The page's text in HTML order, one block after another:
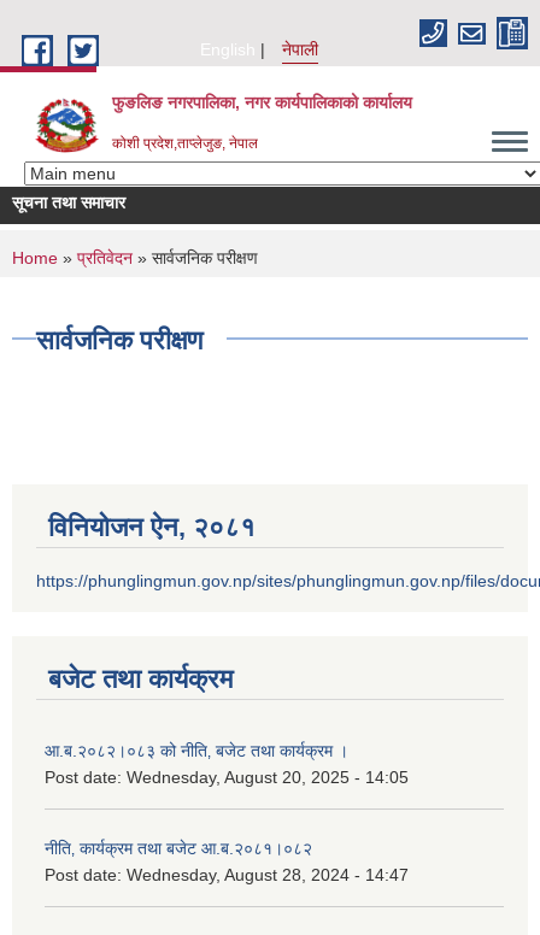
English
नेपाली
फुङलिङ नगरपालिका, नगर कार्यपालिकाको कार्यालय
कोशी प्रदेश,ताप्लेजुङ, नेपाल
सूचना तथा समाचार
You are here
Home » प्रतिवेदन » सार्वजनिक परीक्षण
सार्वजनिक परीक्षण
विनियोजन ऐन‚ २०८१
https://phunglingmun.gov.np/sites/phunglingmun.gov.np/files/
बजेट तथा कार्यक्रम
आ.ब.२०८२।०८३ को नीति‚ बजेट तथा कार्यक्रम ।
Post date: Wednesday, August 20, 2025 - 14:05
नीति‚ कार्यक्रम तथा बजेट आ.ब.२०८१।०८२
Post date: Wednesday, August 28, 2024 - 14:47